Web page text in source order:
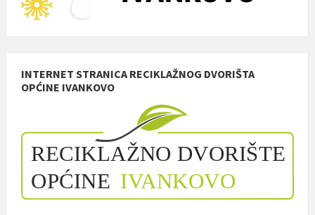
INTERNET STRANICA RECIKLAŽNOG DVORIŠTA
OPĆINE IVANKOVO